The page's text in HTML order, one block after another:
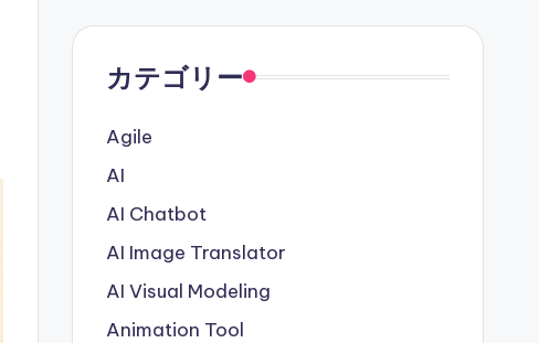
カテゴリー
Agile
AI
AI Chatbot
AI Image Translator
AI Visual Modeling
Animation Tool